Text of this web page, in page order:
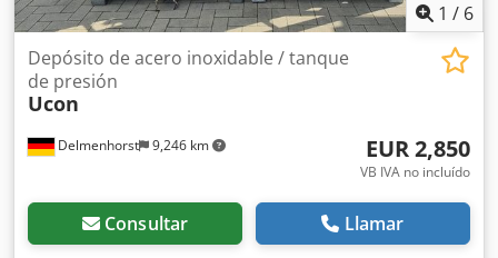
1 / 6
Delmenhorst 9,246 km
Depósito de acero inoxidable / tanque
de presión
Ucon
EUR 2,850
VB IVA no incluído
Consultar Llamar